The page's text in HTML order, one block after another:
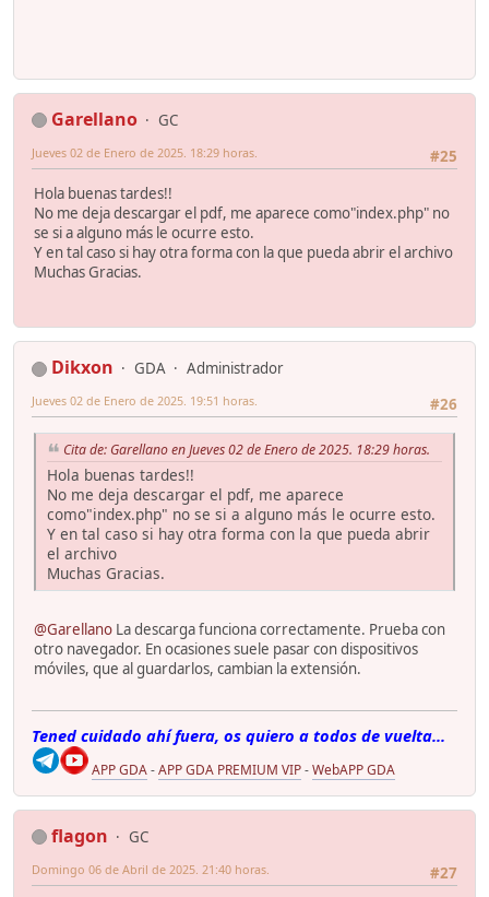
Garellano
GC
#25
Jueves 02 de Enero de 2025. 18:29 horas.
Hola buenas tardes!!
No me deja descargar el pdf, me aparece como"index.php" no
se si a alguno más le ocurre esto.
Y en tal caso si hay otra forma con la que pueda abrir el archivo
Muchas Gracias.
Dikxon GDA
Administrador
#26
Jueves 02 de Enero de 2025. 19:51 horas.
Cita de: Garellano en Jueves 02 de Enero de 2025. 18:29 horas.
Hola buenas tardes!!
No me deja descargar el pdf, me aparece
como"index.php" no se si a alguno más le ocurre esto.
Y en tal caso si hay otra forma con la que pueda abrir
el archivo
Muchas Gracias.
@Garellano La descarga funciona correctamente. Prueba con
otro navegador. En ocasiones suele pasar con dispositivos
móviles, que al guardarlos, cambian la extensión.
Tened cuidado ahí fuera, os quiero a todos de vuelta...
APP GDA-APP GDA PREMIUM VIP-WebAPP GDA
flagon
GC
#27
Domingo 06 de Abril de 2025. 21:40 horas.